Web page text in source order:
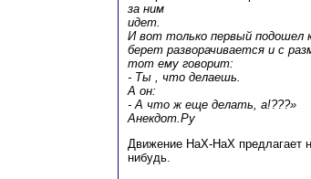
за ним
идет.
И вот только первый подошел
берет разворачивается и с
тот ему говорит:
- Ты , что делаешь.
А он:
- А что ж еще делать, а!???»
Анекдот.Ру
Движение НаХ-НаХ предлагает
нибудь.